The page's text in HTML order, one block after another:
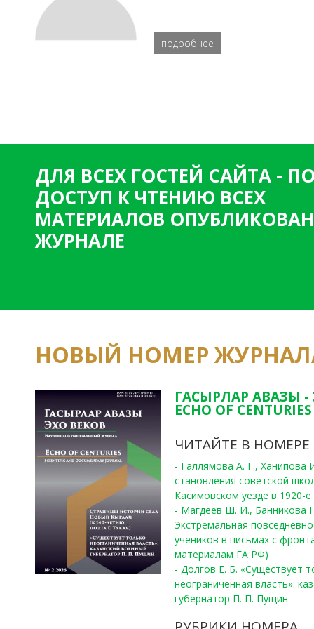
подробнее
ДЛЯ ВСЕХ ГОСТЕЙ САЙТА -
ДОСТУП К ЧТЕНИЮ ВСЕХ
МАТЕРИАЛОВ
ЖУРНАЛЕ
НОВЫЙ НОМЕР
ГАСЫРЛАР АВАЗЫ -
ECHO OF
ЧИТАЙТЕ В НОМЕРЕ
- Галлямова А. Г.,
становления советской
Касимовском уезде в 1920-е
- Магдеев Ш. И., Банникова
Экстремальная
учеников в письмах с
материалам ГА РФ)
- Долгов Е. Б. «Существует
неограниченная власть»:
губернатор П. П. Пущин